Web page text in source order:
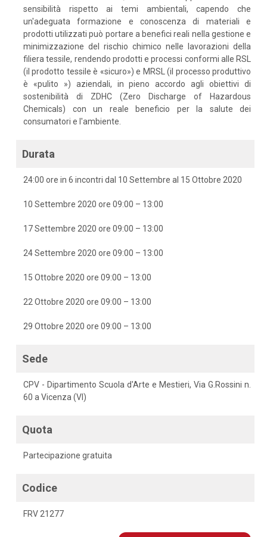
sensibilità rispetto ai temi ambientali, capendo che
un'adeguata formazione e conoscenza di materiali e
prodotti utilizzati può portare a benefici reali nella gestione e
minimizzazione del rischio chimico nelle lavorazioni della
filiera tessile, rendendo prodotti e processi conformi alle RSL
(il prodotto tessile è «sicuro») e MRSL (il processo produttivo
è «pulito ») aziendali, in pieno accordo agli obiettivi di
sostenibilità di ZDHC (Zero Discharge of Hazardous
Chemicals) con un reale beneficio per la salute dei
consumatori e l'ambiente.
Durata
24:00 ore in 6 incontri dal 10 Settembre al 15 Ottobre 2020
10 Settembre 2020 ore 09:00 – 13:00
17 Settembre 2020 ore 09:00 – 13:00
24 Settembre 2020 ore 09:00 – 13:00
15 Ottobre 2020 ore 09:00 – 13:00
22 Ottobre 2020 ore 09:00 – 13:00
29 Ottobre 2020 ore 09:00 – 13:00
Sede
CPV - Dipartimento Scuola d'Arte e Mestieri, Via G.Rossini n.
60 a Vicenza (VI)
Quota
Partecipazione gratuita
Codice
FRV 21277